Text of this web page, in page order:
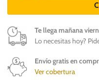
Te llega mañana
Lo necesitas hoy?
Envío gratis en
Ver cobertura